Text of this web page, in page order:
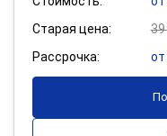
Старая цена:
39
Рассрочка: